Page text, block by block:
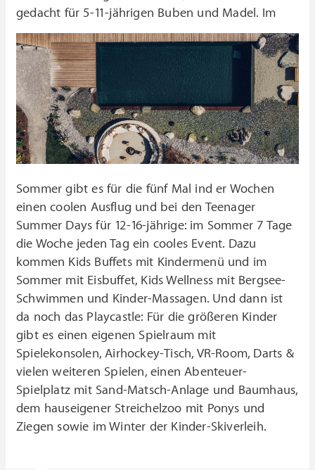
gedacht für 5-11-jährigen Buben und Madel. Im
Sommer gibt es für die fünf Mal ind er Wochen
einen coolen Ausflug und bei den Teenager
Summer Days für 12-16-jährige: im Sommer 7 Tage
die Woche jeden Tag ein cooles Event. Dazu
kommen Kids Buffets mit Kindermenü und im
Sommer mit Eisbuffet, Kids Wellness mit Bergsee-
Schwimmen und Kinder-Massagen. Und dann ist
da noch das Playcastle: Für die größeren Kinder
gibt es einen eigenen Spielraum mit
Spielekonsolen, Airhockey-Tisch, VR-Room, Darts &
vielen weiteren Spielen, einen Abenteuer-
Spielplatz mit Sand-Matsch-Anlage und Baumhaus,
dem hauseigener Streichelzoo mit Ponys und
Ziegen sowie im Winter der Kinder-Skiverleih.